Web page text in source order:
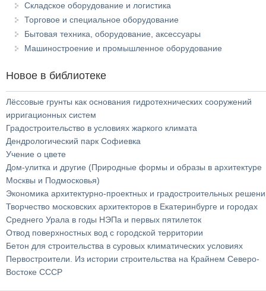
Складское оборудование и логистика
Торговое и специальное оборудование
Бытовая техника, оборудование, аксессуары
Машиностроение и промышленное оборудование
Новое в библиотеке
Лёссовые грунты как основания гидротехнических сооружений
ирригационных систем
Градостроительство в условиях жаркого климата
Дендрологический парк Софиевка
Учение о цвете
Дом-улитка и другие (Природные формы и образы в архитектуре
Москвы и Подмосковья)
Экономика архитектурно-проектных и градостроительных
Творчество московских архитекторов в Екатеринбурге и городах
Среднего Урала в годы НЭПа и первых пятилеток
Отвод поверхностных вод с городской территории
Бетон для строительства в суровых климатических условиях
Первостроители. Из истории строительства на Крайнем Северо-
Востоке СССР